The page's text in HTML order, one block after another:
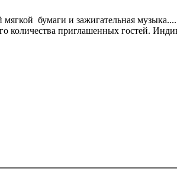
бумаги и зажигательная
количества приглашенных гостей.